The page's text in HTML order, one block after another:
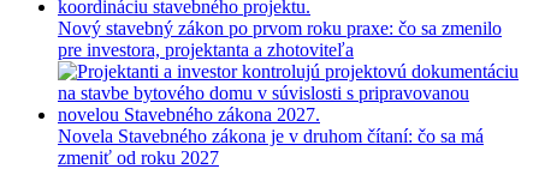
Nový stavebný zákon po prvom roku praxe: čo sa zmenilo
pre investora, projektanta a zhotoviteľa
Novela Stavebného zákona je v druhom čítaní: čo sa má
zmeniť od roku 2027